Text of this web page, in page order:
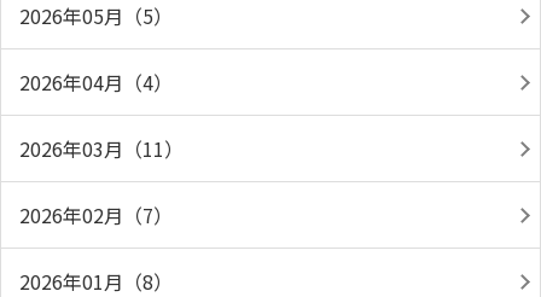
2026年05月（5）
2026年04月（4）
2026年03月（11）
2026年02月（7）
2026年01月（8）